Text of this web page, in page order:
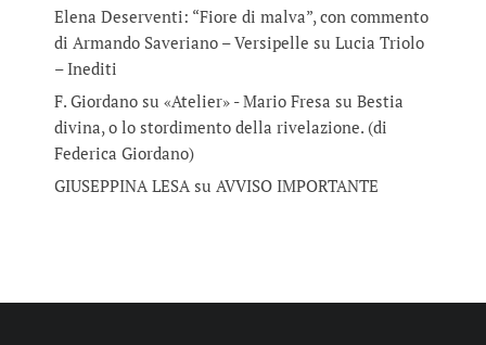
Elena Deserventi: “Fiore di malva”, con commento
di Armando Saveriano – Versipelle su Lucia Triolo
– Inediti
F. Giordano su «Atelier» - Mario Fresa su Bestia
divina, o lo stordimento della rivelazione. (di
Federica Giordano)
GIUSEPPINA LESAsu AVVISO IMPORTANTE